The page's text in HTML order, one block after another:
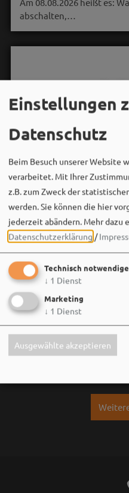
abschalten,…
Stadt Weißenburg
Einstellungen
Datenschutz
Beim Besuch unserer Website
verarbeitet. Mit Ihrer
z.B. zum Zweck der
werden. Sie können die hier
jederzeit abändern. Mehr dazu
Datenschutzerklärung /
Technisch
↓ 1 Dienst
Marketing
↓ 1 Dienst
Ausgewählte akzeptieren